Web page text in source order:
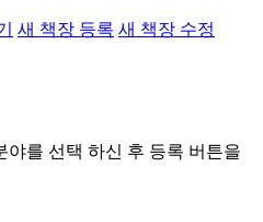
새 책장 등록 새 책장 수정
야를 선택 하신 후 등록 버튼을